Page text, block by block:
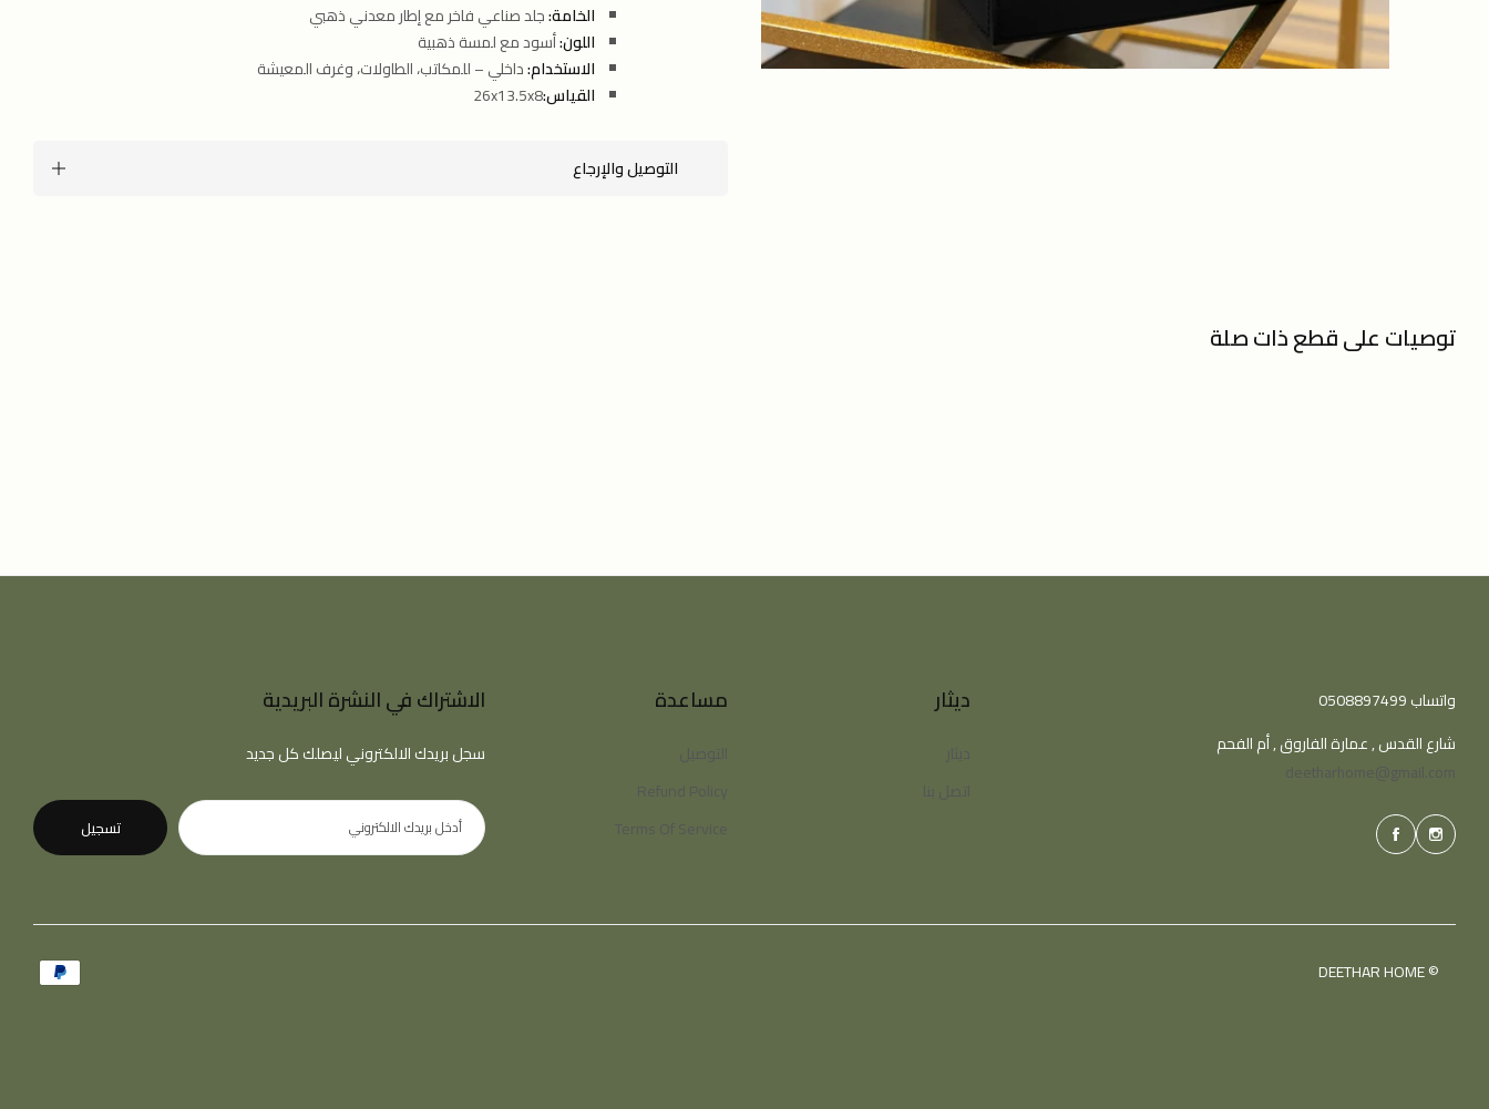
الخامة:جلد صناعي فاخر مع إطار معدني ذهبي
اللون:أسود مع لمسة ذهبية
الاستخدام:داخلي – للمكاتب، الطاولات، وغرف المعيشة
القياس:26x13.5x8
التوصيل والإرجاع
توصيات على قطع ذات صلة
واتساب 0508897499
شارع القدس , عمارة الفاروق , أم الفحم
ديثار مساعدة الاشتراك في النشرة البريدية
سجل بريدك الالكتروني ليصلك كل جديد
تسجيل
© DEETHAR HOME